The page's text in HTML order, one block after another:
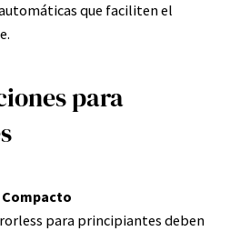
que faciliten el
para
Compacto
para principiantes deben